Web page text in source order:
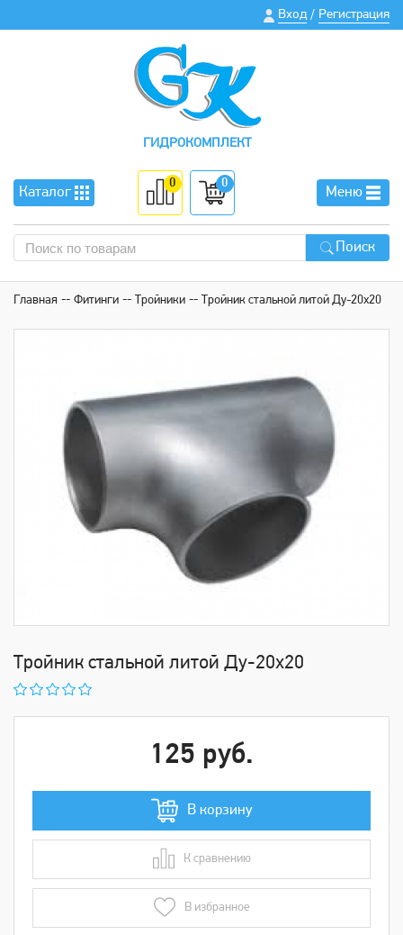
Вход / Регистрация
ГИДРОКОМПЛЕКТ
Каталог
0 0
Меню
Поиск
Главная Фитинги Тройники Тройник стальной литой Ду-20х20
Тройник стальной литой Ду-20х20
125 руб.
В корзину
К сравнению
В сравнении
В избранное